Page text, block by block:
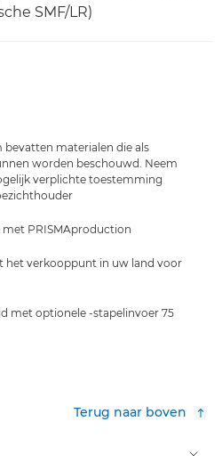
SMF/LR)
bevatten materialen die als
worden beschouwd. Neem
verplichte toestemming
PRISMAproduction
het verkooppunt in uw land voor
met optionele -stapelinvoer 75
Terug naar boven